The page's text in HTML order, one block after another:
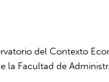
del Contexto
Facultad de